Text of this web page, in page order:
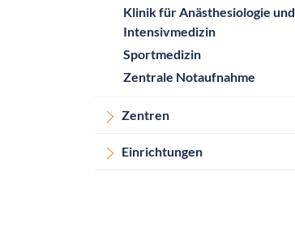
Klinik für Anästhesiologie und
Intensivmedizin
Sportmedizin
Zentrale Notaufnahme
Zentren
Einrichtungen